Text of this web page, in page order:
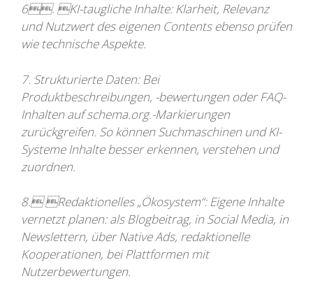
6. KI-taugliche Inhalte: Klarheit, Relevanz
und Nutzwert des eigenen Contents ebenso prüfen
wie technische Aspekte.
7. Strukturierte Daten: Bei
Produktbeschreibungen, -bewertungen oder FAQ-
Inhalten auf schema.org.-Markierungen
zurückgreifen. So können Suchmaschinen und KI-
Systeme Inhalte besser erkennen, verstehen und
zuordnen.
8. Redaktionelles „Ökosystem“: Eigene Inhalte
vernetzt planen: als Blogbeitrag, in Social Media, in
Newslettern, über Native Ads, redaktionelle
Kooperationen, bei Plattformen mit
Nutzerbewertungen.